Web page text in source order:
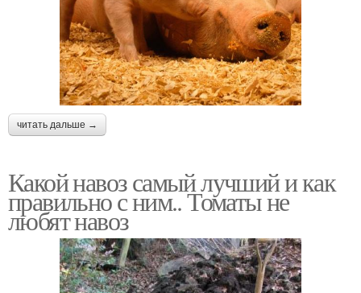
читать дальше →
Какой навоз самый лучший и как
правильно с ним.. Томаты не
любят навоз